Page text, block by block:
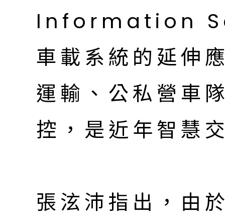
Information
車載系統的延伸
運輸、公私營車
控，是近年智慧
張泫沛指出，由